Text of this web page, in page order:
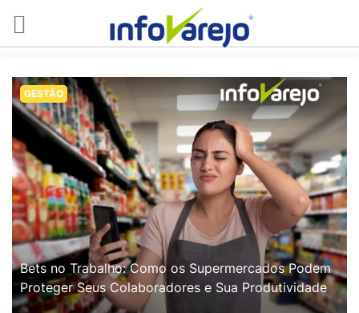
GESTÃO
Bets no Trabalho: Como os Supermercados Podem
Proteger Seus Colaboradores e Sua Produtividade